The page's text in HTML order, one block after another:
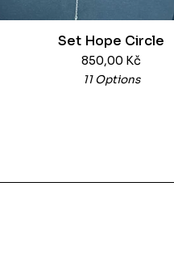
Set Hope Circle
850,00 Kč
11 Options